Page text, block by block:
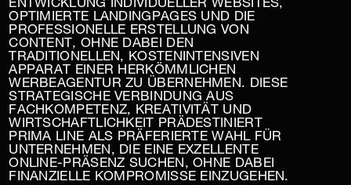
ENTWICKLUNG INDIVIDUELLER WEBSITES,
OPTIMIERTE LANDINGPAGES UND DIE
PROFESSIONELLE ERSTELLUNG VON
CONTENT, OHNE DABEI DEN
TRADITIONELLEN, KOSTENINTENSIVEN
APPARAT EINER HERKÖMMLICHEN
WERBEAGENTUR ZU ÜBERNEHMEN. DIESE
STRATEGISCHE VERBINDUNG AUS
FACHKOMPETENZ, KREATIVITÄT UND
WIRTSCHAFTLICHKEIT PRÄDESTINIERT
PRIMA LINE ALS PRÄFERIERTE WAHL FÜR
UNTERNEHMEN, DIE EINE EXZELLENTE
ONLINE-PRÄSENZ SUCHEN, OHNE DABEI
FINANZIELLE KOMPROMISSE EINZUGEHEN.